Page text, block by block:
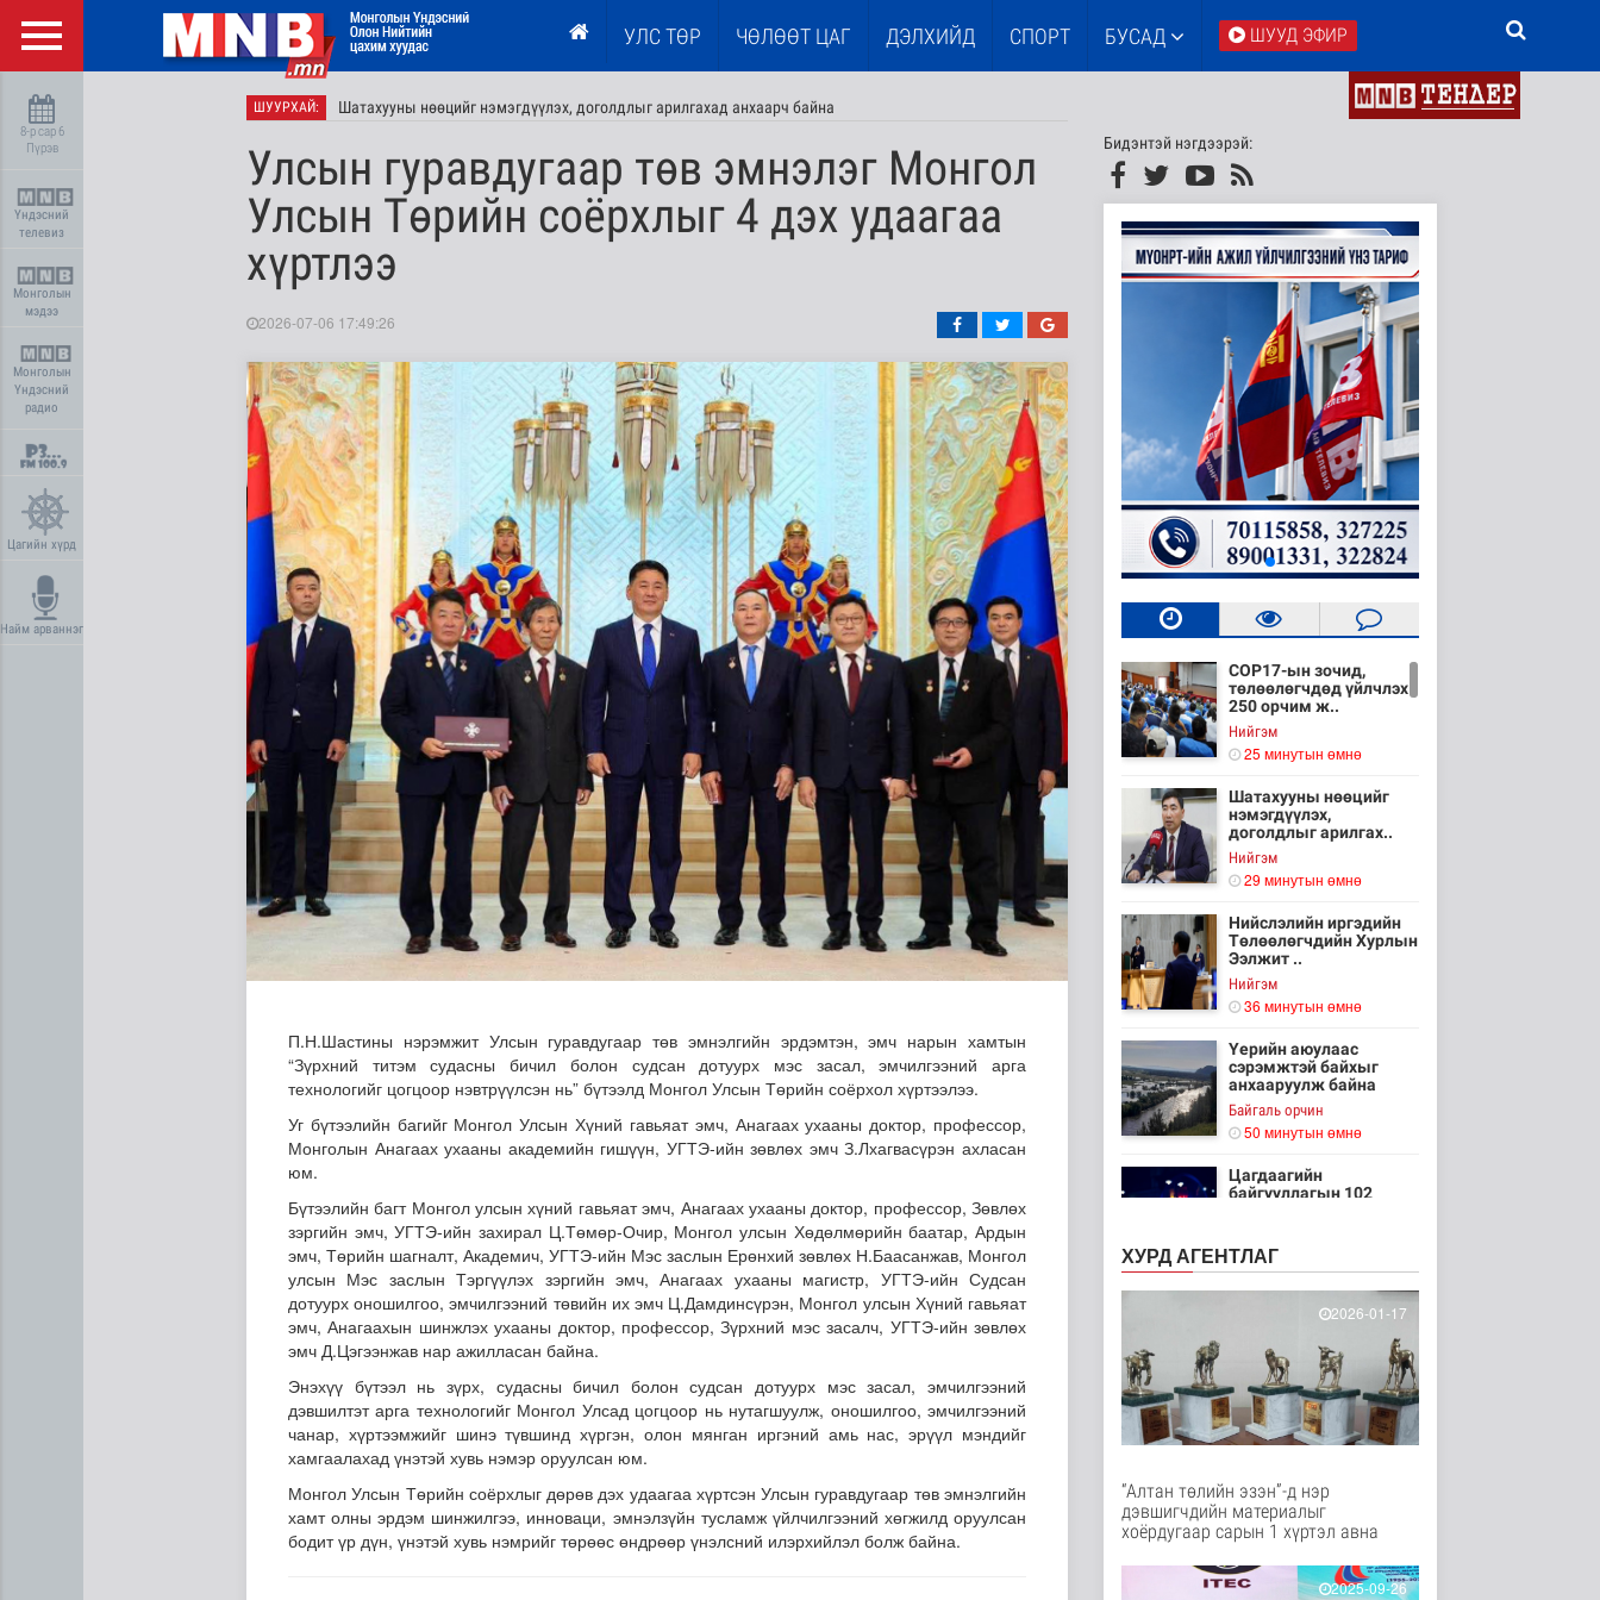
УЛС ТӨР ЧӨЛӨӨТ ЦАГ ДЭЛХИЙД СПОРТ БУСАД ШУУД ЭФИР
8-р сар 6
Пүрэв
Үндэсний
телевиз
Монголын
мэдээ
Монголын
Үндэсний
радио
Цагийн хүрд
Найм арваннэг
ШУУРХАЙ: Шатахууны нөөцийг нэмэгдүүлэх, доголдлыг арилгахад анхаарч байна
Үерийн аюулаас сэрэмжтэй байхыг анхааруулж байна
Цагдаагийн байгууллагын 102 тусгай дугаарт гэмт хэргийн шинжтэй 121 дуудлага, ..
Улсын гуравдугаар төв эмнэлэг Монгол
Улсын Төрийн соёрхлыг 4 дэх удаагаа
хүртлээ
2026-07-06 17:49:26
П.Н.Шастины нэрэмжит Улсын гуравдугаар төв эмнэлгийн эрдэмтэн, эмч нарын хамтын
“Зүрхний титэм судасны бичил болон судсан дотуурх мэс засал, эмчилгээний арга
технологийг цогцоор нэвтрүүлсэн нь” бүтээлд Монгол Улсын Төрийн соёрхол хүртээлээ.
Уг бүтээлийн багийг Монгол Улсын Хүний гавьяат эмч, Анагаах ухааны доктор, профессор,
Монголын Анагаах ухааны академийн гишүүн, УГТЭ-ийн зөвлөх эмч З.Лхагвасүрэн ахласан
юм.
Бүтээлийн багт Монгол улсын хүний гавьяат эмч, Анагаах ухааны доктор, профессор, Зөвлөх
зэргийн эмч, УГТЭ-ийн захирал Ц.Төмөр-Очир, Монгол улсын Хөдөлмөрийн баатар, Ардын
эмч, Төрийн шагналт, Академич, УГТЭ-ийн Мэс заслын Ерөнхий зөвлөх Н.Баасанжав, Монгол
улсын Мэс заслын Тэргүүлэх зэргийн эмч, Анагаах ухааны магистр, УГТЭ-ийн Судсан
дотуурх оношилгоо, эмчилгээний төвийн их эмч Ц.Дамдинсүрэн, Монгол улсын Хүний гавьяат
эмч, Анагаахын шинжлэх ухааны доктор, профессор, Зүрхний мэс засалч, УГТЭ-ийн зөвлөх
эмч Д.Цэгээнжав нар ажилласан байна.
Энэхүү бүтээл нь зүрх, судасны бичил болон судсан дотуурх мэс засал, эмчилгээний
дэвшилтэт арга технологийг Монгол Улсад цогцоор нь нутагшуулж, оношилгоо, эмчилгээний
чанар, хүртээмжийг шинэ түвшинд хүргэн, олон мянган иргэний амь нас, эрүүл мэндийг
хамгаалахад үнэтэй хувь нэмэр оруулсан юм.
Монгол Улсын Төрийн соёрхлыг дөрөв дэх удаагаа хүртсэн Улсын гуравдугаар төв эмнэлгийн
хамт олны эрдэм шинжилгээ, инноваци, эмнэлзүйн тусламж үйлчилгээний хөгжилд оруулсан
бодит үр дүн, үнэтэй хувь нэмрийг төрөөс өндрөөр үнэлсний илэрхийлэл болж байна.
Бидэнтэй нэгдээрэй:
COP17-ын зочид,
төлөөлөгчдөд үйлчлэх
250 орчим ж..
Нийгэм
25 минутын өмнө
Шатахууны нөөцийг
нэмэгдүүлэх,
доголдлыг арилгах..
Нийгэм
29 минутын өмнө
Нийслэлийн иргэдийн
Төлөөлөгчдийн Хурлын
Ээлжит ..
Нийгэм
36 минутын өмнө
Үерийн аюулаас
сэрэмжтэй байхыг
анхааруулж байна
Байгаль орчин
50 минутын өмнө
Цагдаагийн
байгууллагын 102
Үндэсний спортын
зуны VIII наадам
Cпорт
1 цаг 24 минутын өмнө
ОХУ-аас шатахууны
импорт тасралтгүй
Нийгэм
2 цаг 33 минутын өмнө
АНУ импортлогчдод
100 тэрбум
ам.долларын
ХУРД АГЕНТЛАГ
2026-01-17
“Алтан төлийн эзэн”-д нэр
дэвшигчдийн материалыг
хоёрдугаар сарын 1 хүртэл авна
2025-09-26